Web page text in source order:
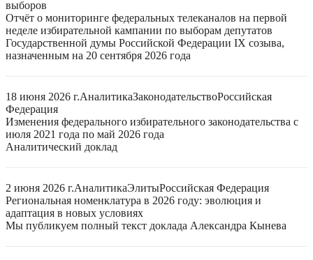
выборов
Отчёт о мониторинге федеральных телеканалов на первой
неделе избирательной кампании по выборам депутатов
Государственной думы Российской Федерации IX созыва,
назначенным на 20 сентября 2026 года
18 июня 2026 г.АналитикаЗаконодательствоРоссийская
Федерация
Изменения федерального избирательного законодательства с
июля 2021 года по май 2026 года
Аналитический доклад
2 июня 2026 г.АналитикаЭлитыРоссийская Федерация
Региональная номенклатура в 2026 году: эволюция и
адаптация в новых условиях
Мы публикуем полный текст доклада Александра Кынева